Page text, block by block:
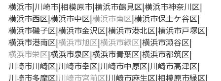
横浜市 川崎市 相模原市 横浜市鶴見区 横浜市神奈川区
横浜市西区 横浜市中区 横浜市南区 横浜市保土ケ谷区
横浜市磯子区 横浜市金沢区 横浜市港北区 横浜市戸塚区
横浜市港南区 横浜市旭区 横浜市緑区 横浜市瀬谷区
横浜市栄区 横浜市泉区 横浜市青葉区 横浜市都筑区
川崎市川崎区 川崎市幸区 川崎市中原区 川崎市高津区
川崎市多摩区 川崎市宮前区 川崎市麻生区 相模原市緑区